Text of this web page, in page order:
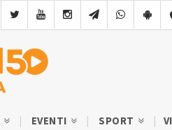
EVENTI SPORT